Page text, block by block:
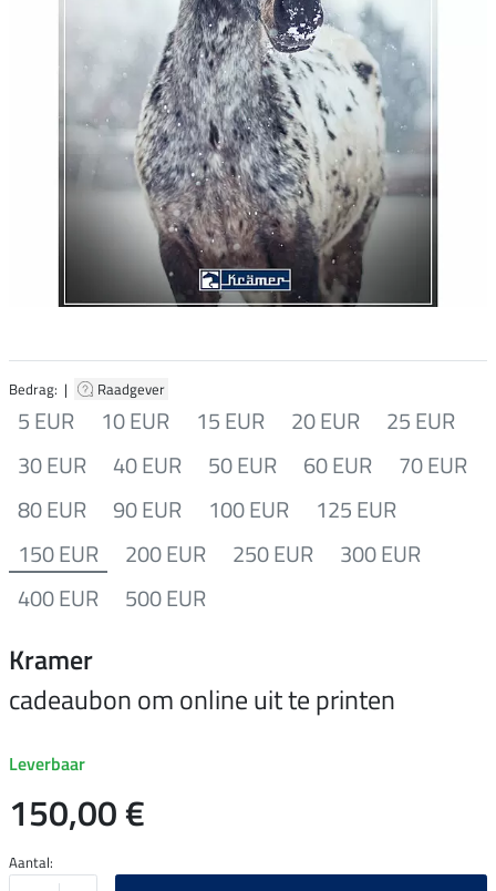
Bedrag: | Raadgever
5 EUR 10 EUR 15 EUR 20 EUR
25 EUR
30 EUR
40 EUR 50 EUR 60 EUR
70 EUR
80 EUR
90 EUR 100 EUR
125 EUR
150 EUR
200 EUR 250 EUR
300 EUR
400 EUR
500 EUR
Kramer
cadeaubon om online uit te printen
Leverbaar
150,00 €
Aantal: